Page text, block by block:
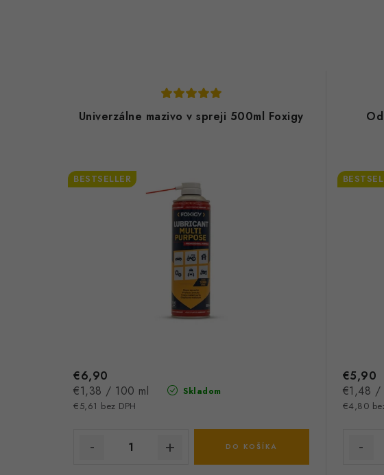
Univerzálne mazivo v spreji 500ml Foxigy
BESTSELLER
Skladom
€5,61 bez DPH
€6,90
Jednotková
cena:
€1,38 / 100 ml
DO KOŠÍKA
€4,80
€5,90
cena:
€1,48 /